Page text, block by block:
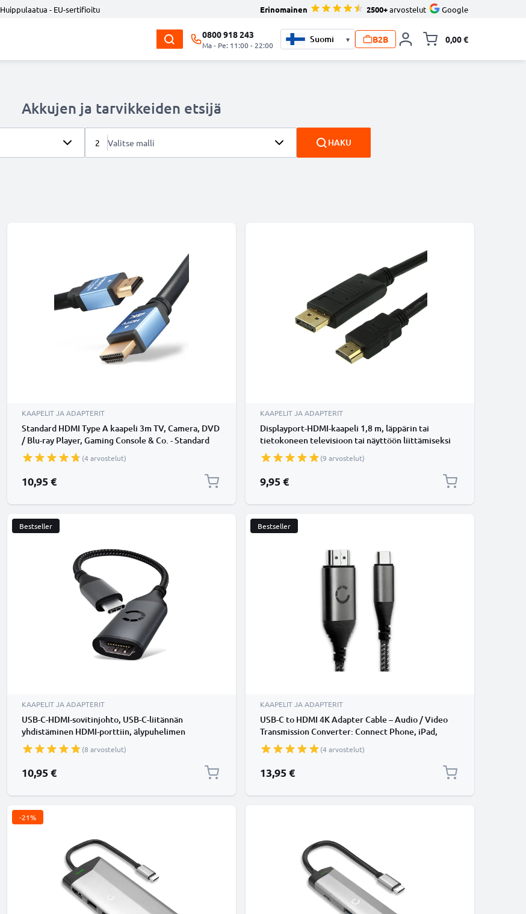
Huippulaatua - EU-sertifioitu Erinomainen 2500+arvostelut Google
0800 918 243
Ma - Pe: 11:00 - 22:00
▾ B2B 0,00 €
Akkujen ja tarvikkeiden etsijä
2 Valitse malli HAKU
KAAPELIT JA ADAPTERIT
Standard HDMI Type A kaapeli 3m TV, Camera, DVD
/ Blu-ray Player, Gaming Console & Co. - Standard
HDMI Type A - HDMI Standard (Type A), HDMI-johto
2.0 sopii mm. TV, DVD, blu-ray, kamera, näyttö
(4 arvostelut)
10,95 €
KAAPELIT JA ADAPTERIT
Displayport-HDMI-kaapeli 1,8 m, läppärin tai
tietokoneen televisioon tai näyttöön liittämiseksi
(9 arvostelut)
9,95 €
Bestseller
KAAPELIT JA ADAPTERIT
USB-C-HDMI-sovitinjohto, USB-C-liitännän
yhdistäminen HDMI-porttiin, älypuhelimen
liittämiseksi televisioon tai näyttöruutuun
(8 arvostelut)
10,95 €
Bestseller
KAAPELIT JA ADAPTERIT
USB-C to HDMI 4K Adapter Cable – Audio / Video
Transmission Converter: Connect Phone, iPad,
Laptop to TV, Monitor, Projector - Male to Male USB
Type C to HDMI 2.0 - HDCP HDR 60Hz
(4 arvostelut)
13,95 €
-21%